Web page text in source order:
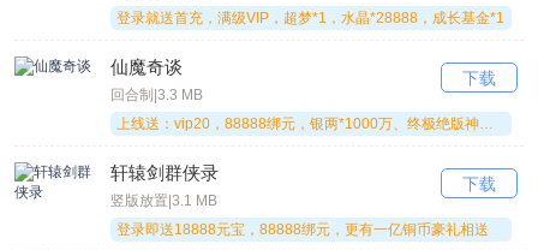
登录就送首充，满级VIP，超梦*1，水晶*28888，成长基金*1
仙魔奇谈
回合制|3.3 MB
上线送：vip20，88888绑元，银两*1000万、终极绝版神兽坐骑--夜光天猪
下载
轩辕剑群侠录
竖版放置|3.1 MB
登录即送18888元宝，88888绑元，更有一亿铜币豪礼相送
下载